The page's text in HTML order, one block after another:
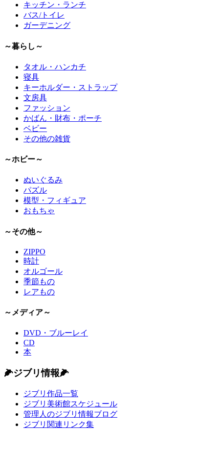
キッチン・ランチ
バス/トイレ
ガーデニング
～暮らし～
タオル・ハンカチ
寝具
キーホルダー・ストラップ
文房具
ファッション
かばん・財布・ポーチ
ベビー
その他の雑貨
～ホビー～
ぬいぐるみ
パズル
模型・フィギュア
おもちゃ
～その他～
ZIPPO
時計
オルゴール
季節もの
レアもの
～メディア～
DVD・ブルーレイ
CD
本
🌽ジブリ情報🌽
ジブリ作品一覧
ジブリ美術館スケジュール
管理人のジブリ情報ブログ
ジブリ関連リンク集